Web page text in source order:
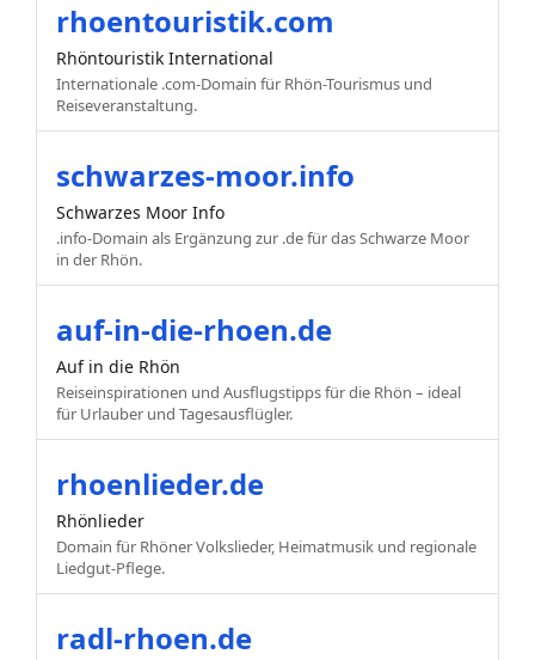
rhoentouristik.com
Rhöntouristik International
Internationale .com-Domain für Rhön-Tourismus und
Reiseveranstaltung.
schwarzes-moor.info
Schwarzes Moor Info
.info-Domain als Ergänzung zur .de für das Schwarze Moor
in der Rhön.
auf-in-die-rhoen.de
Auf in die Rhön
Reiseinspirationen und Ausflugstipps für die Rhön – ideal
für Urlauber und Tagesausflügler.
rhoenlieder.de
Rhönlieder
Domain für Rhöner Volkslieder, Heimatmusik und regionale
Liedgut-Pflege.
radl-rhoen.de